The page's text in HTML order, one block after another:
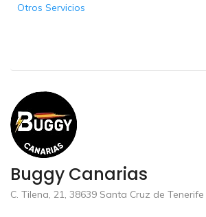
Otros Servicios
Buggy Canarias
C. Tilena, 21, 38639 Santa Cruz de Tenerife